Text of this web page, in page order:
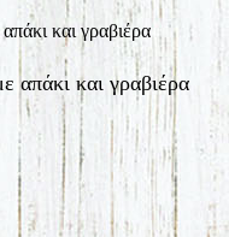
απάκι και γραβιέρα